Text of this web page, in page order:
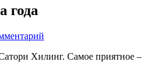
года
Хилинг. Самое